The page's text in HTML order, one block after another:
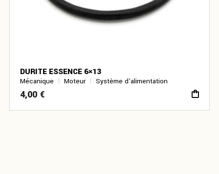
DURITE ESSENCE 6×13
Mécanique Moteur Système d’alimentation
4,00 €